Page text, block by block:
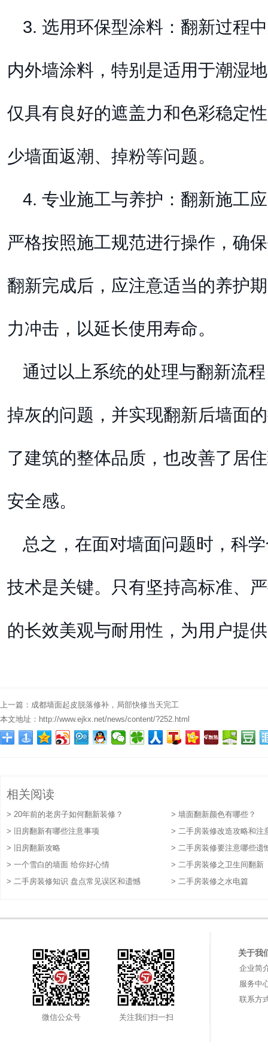
3. 选用环保型涂料：翻新过程
内外墙涂料，特别是适用于潮湿
仅具有良好的遮盖力和色彩稳定
少墙面返潮、掉粉等问题。
4. 专业施工与养护：翻新施工
严格按照施工规范进行操作，确
翻新完成后，应注意适当的养护
力冲击，以延长使用寿命。
通过以上系统的处理与翻新流
掉灰的问题，并实现翻新后墙面
了建筑的整体品质，也改善了居
安全感。
总之，在面对墙面问题时，科
技术是关键。只有坚持高标准、
的长效美观与耐用性，为用户提
上一篇： 成都墙面起皮脱落修补，局部快修当天完工
本文地址： http://www.ejkx.net/news/content/?252.html
相关阅读
> 20年前的老房子如何翻新装修？
> 墙面翻新颜色有哪些？
> 旧房翻新有哪些注意事项
> 二手房装修改造攻略和注
> 旧房翻新攻略
> 二手房装修要注意哪些遗
> 一个雪白的墙面 给你好心情
> 二手房装修之卫生间翻新
> 二手房装修知识 盘点常见误区和遗憾
> 二手房装修之水电篇
微信公众号 关注我们扫一扫
关于我
企业简
服务中
联系方